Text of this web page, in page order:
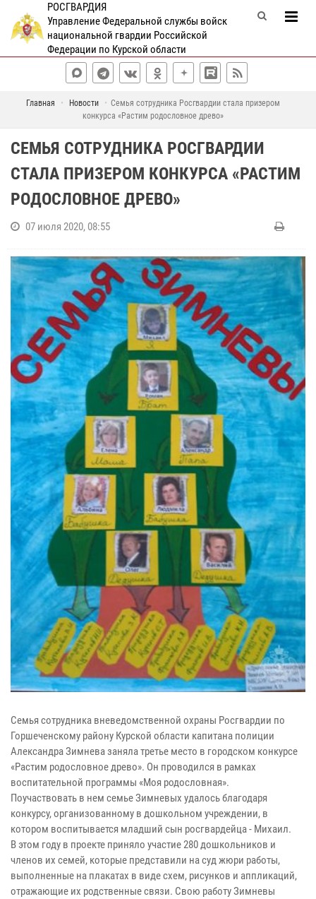
РОСГВАРДИЯ
Управление Федеральной службы войск
национальной гвардии Российской
Федерации по Курской области
Главная Новости
Семья сотрудника Росгвардии стала призером
конкурса «Растим родословное древо»
СЕМЬЯ СОТРУДНИКА РОСГВАРДИИ
СТАЛА ПРИЗЕРОМ КОНКУРСА «РАСТИМ
РОДОСЛОВНОЕ ДРЕВО»
07 июля 2020, 08:55
Семья сотрудника вневедомственной охраны Росгвардии по
Горшеченскому району Курской области капитана полиции
Александра Зимнева заняла третье место в городском конкурсе
«Растим родословное древо». Он проводился в рамках
воспитательной программы «Моя родословная».
Поучаствовать в нем семье Зимневых удалось благодаря
конкурсу, организованному в дошкольном учреждении, в
котором воспитывается младший сын росгвардейца - Михаил.
В этом году в проекте приняло участие 280 дошкольников и
членов их семей, которые представили на суд жюри работы,
выполненные на плакатах в виде схем, рисунков и аппликаций,
отражающие их родственные связи. Свою работу Зимневы